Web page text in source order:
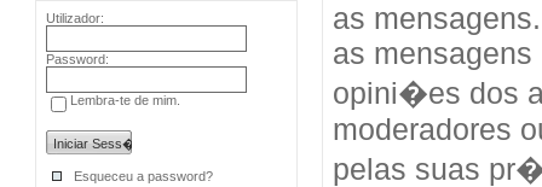
Utilizador:
Password:
Lembra-te de mim.
Esqueceu a password?
as
as
opini�es dos
moderadores
pelas suas